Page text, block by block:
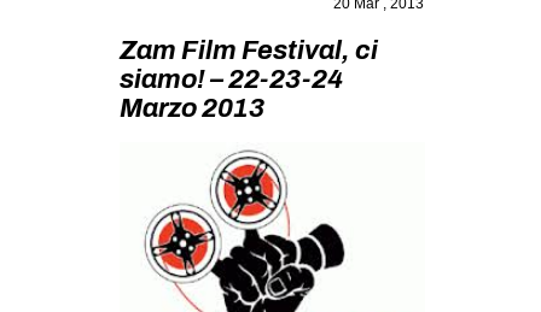
MILANO
MOBILITAZIONI
SPAZI
SPORT POPOLARE
MOVIMENTI
AMBIENTE
20 Mar , 2013
Zam Film Festival, ci
siamo! – 22-23-24
Marzo 2013